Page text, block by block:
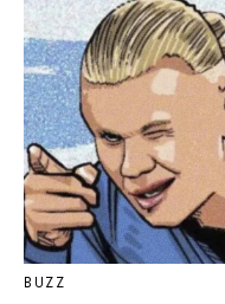
BUZZ